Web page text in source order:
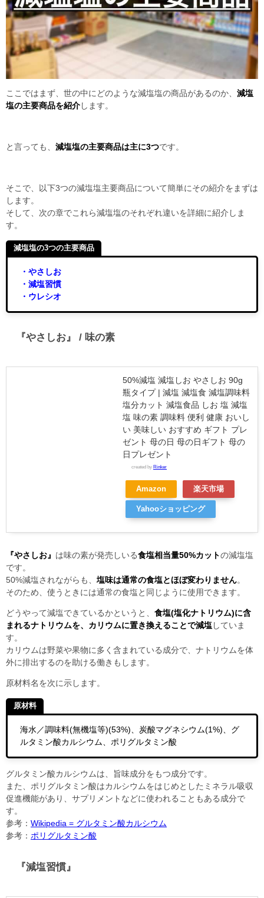
ここではまず、世の中にどのような減塩塩の商品があるのか、 減塩
塩の主要商品を紹介します。
と言っても、 減塩塩の主要商品は主に3つです。
そこで、以下3つの減塩塩主要商品について簡単にその紹介をまずは
します。
そして、次の章でこれら減塩塩のそれぞれ違いを詳細に紹介しま
す。
減塩塩の3つの主要商品
・やさしお
・減塩習慣
・ウレシオ
『やさしお』 / 味の素
50%減塩 減塩しお やさしお 90g
瓶タイプ | 減塩 減塩食 減塩調味料
塩分カット 減塩食品 しお 塩 減塩
塩 味の素 調味料 便利 健康 おいし
い 美味しい おすすめ ギフト プレ
ゼント 母の日 母の日ギフト 母の
日プレゼント
created by Rinker
Amazon 楽天市場
Yahooショッピング
『やさしお』 は味の素が発売しいる食塩相当量50%カットの減塩塩
です。
50%減塩されながらも、 塩味は通常の食塩とほぼ変わりません。
そのため、使うときには通常の食塩と同じように使用できます。
どうやって減塩できているかというと、 食塩(塩化ナトリウム)に含
まれるナトリウムを、カリウムに置き換えることで減塩していま
す。
カリウムは野菜や果物に多く含まれている成分で、ナトリウムを体
外に排出するのを助ける働きもします。
原材料名を次に示します。
原材料
海水／調味料(無機塩等)(53%)、炭酸マグネシウム(1%)、グ
ルタミン酸カルシウム、ポリグルタミン酸
グルタミン酸カルシウムは、旨味成分をもつ成分です。
また、ポリグルタミン酸はカルシウムをはじめとしたミネラル吸収
促進機能があり、サプリメントなどに使われることもある成分で
す。
参考： Wikipedia = グルタミン酸カルシウム
参考： ポリグルタミン酸
『減塩習慣』